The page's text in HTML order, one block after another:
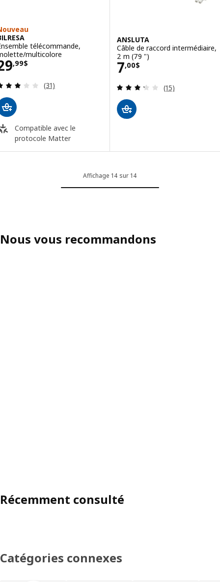
télécommande,
multicolore
,99$
29,99$
Examen: 2.9 sur des 5 Étoiles. Total des
(31)
Compatible avec le
protocole Matter
ANSLUTA
Câble de raccord intermédiaire,
2 m (79 ")
7,00$
Prix 7,00$
Examen: 3.3
(15)
Affichage 14 sur 14
Nous vous recommandons
Récemment consulté
Catégories connexes